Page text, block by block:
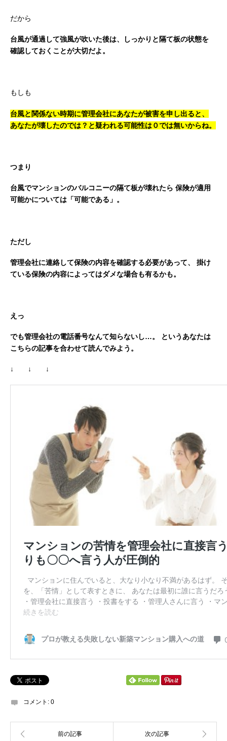
だから
台風が通過して強風が吹いた後は、しっかりと隔て板の状態を
確認しておくことが大切だよ。
もしも
台風と関係ない時期に管理会社にあなたが被害を申し出ると、
あなたが壊したのでは？と疑われる可能性は０では無いからね。
つまり
台風でマンションのバルコニーの隔て板が壊れたら 保険が適用
可能かについては「可能である」。
ただし
管理会社に連絡して保険の内容を確認する必要があって、
掛け
ている保険の内容によってはダメな場合も有るかも。
えっ
でも管理会社の電話番号なんて知らないし…。
というあなたは
こちらの記事を合わせて読んでみよう。
↓ ↓ ↓
コメント: 0